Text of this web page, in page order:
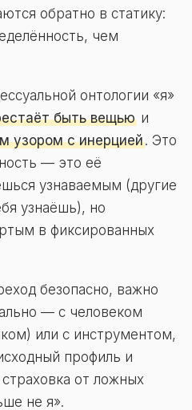
обратно в статику:
чем
онтологии «я»
быть вещью и
узором с инерцией. Это
— это её
узнаваемым (другие
узнаёшь), но
в фиксированных
безопасно, важно
— с человеком
или с инструментом,
профиль и
от ложных
не я».